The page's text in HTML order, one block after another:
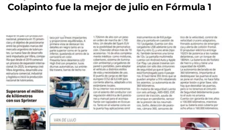
Colapinto fue la mejor de julio en Fórmula 1